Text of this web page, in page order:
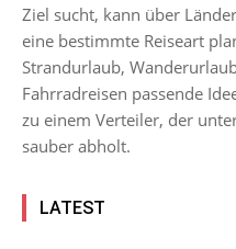
Ziel sucht, kann über
eine bestimmte Reiseart
Strandurlaub,
Fahrradreisen passende
zu einem Verteiler, der
sauber abholt.
LATEST